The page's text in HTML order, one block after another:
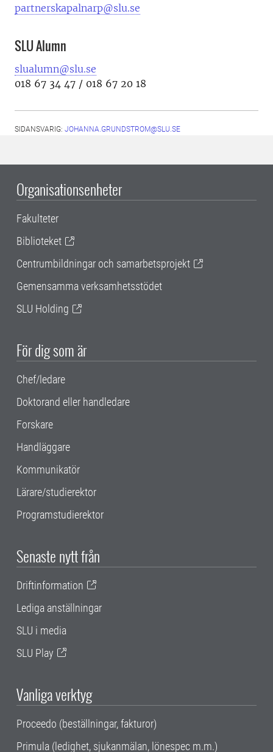
partnerskapalnarp@slu.se
SLU Alumn
slualumn@slu.se
018 67 34 47 / 018 67 20 18
SIDANSVARIG: JOHANNA.GRUNDSTROM@SLU.SE
Organisationsenheter
Fakulteter
Biblioteket
Centrumbildningar och samarbetsprojekt
Gemensamma verksamhetsstödet
SLU Holding
För dig som är
Chef/ledare
Doktorand eller handledare
Forskare
Handläggare
Kommunikatör
Lärare/studierektor
Programstudierektor
Senaste nytt från
Driftinformation
Lediga anställningar
SLU i media
SLU Play
Vanliga verktyg
Proceedo (beställningar, fakturor)
Primula (ledighet, sjukanmälan, lönespec m.m.)